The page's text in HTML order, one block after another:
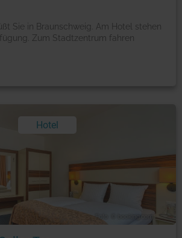
Sie in Braunschweig. Am Hotel stehen
Zum Stadtzentrum fahren
Hotel
Foto: © booking.com